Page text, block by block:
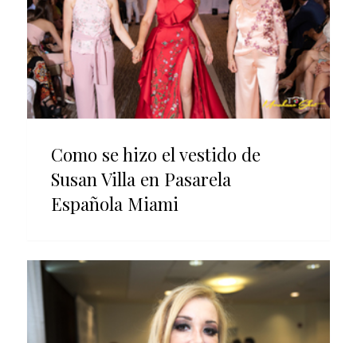
Como se hizo el vestido de
Susan Villa en Pasarela
Española Miami